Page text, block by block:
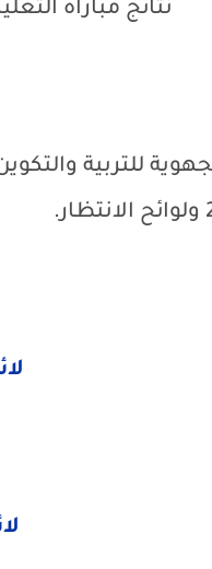
نتائج مباراة التعليم 2022 جهة بني ملال
للتربية